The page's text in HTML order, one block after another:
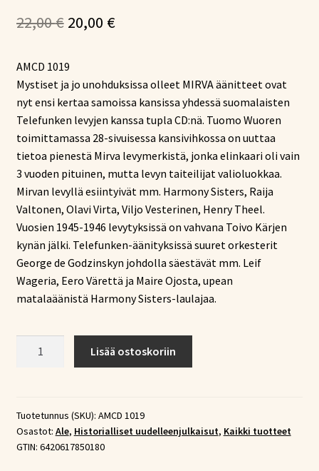
22,00€ Alkuperäinen
oli:
22,00 €.
20,00 €Nykyinen
20,00 €.
AMCD 1019
Mystiset ja jo unohduksissa olleet MIRVA äänitteet ovat
nyt ensi kertaa samoissa kansissa yhdessä suomalaisten
Telefunken levyjen kanssa tupla CD:nä. Tuomo Wuoren
toimittamassa 28-sivuisessa kansivihkossa on uuttaa
tietoa pienestä Mirva levymerkistä, jonka elinkaari oli vain
3 vuoden pituinen, mutta levyn taiteilijat valioluokkaa.
Mirvan levyllä esiintyivät mm. Harmony Sisters, Raija
Valtonen, Olavi Virta, Viljo Vesterinen, Henry Theel.
Vuosien 1945-1946 levytyksissä on vahvana Toivo Kärjen
kynän jälki. Telefunken-äänityksissä suuret orkesterit
George de Godzinskyn johdolla säestävät mm. Leif
Wageria, Eero Värettä ja Maire Ojosta, upean
matalaäänistä Harmony Sisters-laulajaa.
Kaikki
levytykset
1944-
Lisää ostoskoriin
Tuotetunnus (SKU): AMCD 1019
Osastot: Ale, Historialliset uudelleenjulkaisut, Kaikki tuotteet
GTIN: 6420617850180